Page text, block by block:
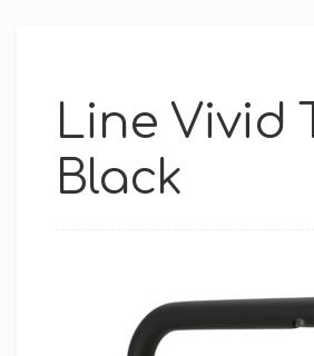
Line Vivid
Black